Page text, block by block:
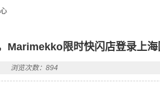
Marimekko限时快闪店登录上
浏览次数：894